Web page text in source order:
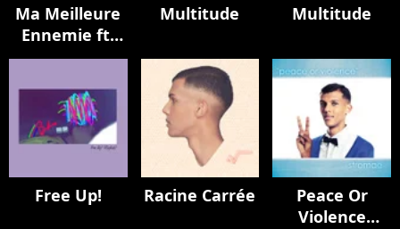
Ma Meilleure
Ennemie ft.
Coldplay
Multitude Multitude
Free Up! Racine Carrée
Peace Or
Violence